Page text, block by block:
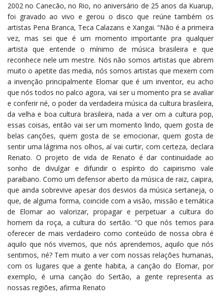
2002 no Canecão, no Rio, no aniversário de 25 anos da Kuarup,
foi gravado ao vivo e gerou o disco que reúne também os
artistas Pena Branca, Teca Calazans e Xangai. “Não é a primeira
vez, mas sei que é um momento importante pra qualquer
artista que entende o mínimo de música brasileira e que
reconhece nele um mestre. Nós não somos artistas que abrem
muito o apetite das media, nós somos artistas que mexem com
a invenção principalmente Elomar que é um inventor, eu acho
que nós todos no palco agora, vai ser u momento pra se avaliar
e conferir né, o poder da verdadeira música da cultura brasileira,
da velha e boa cultura brasileira, nada a ver om a cultura pop,
essas coisas, então vai ser um momento lindo, quem gosta de
belas canções, quem gosta de se emocionar, quem gosta de
sentir uma lágrima nos olhos, aí vai curtir, com certeza, declara
Renato. O projeto de vida de Renato é dar continuidade ao
sonho de divulgar e difundir o espírito do caipirismo vale
paraibano. Como um defensor aberto da música de raiz, caipira,
que ainda sobrevive apesar dos desvios da música sertaneja, o
que, de alguma forma, coincide com a visão, missão e temática
de Elomar ao valorizar, propagar e perpetuar a cultura do
homem da roça, a cultura do sertão. “O que nós temos para
oferecer de mais verdadeiro como conteúdo de nossa obra é
aquilo que nós vivemos, que nós aprendemos, aquilo que nós
sentimos, né? Tem muito a ver com nossas relações humanas,
com os lugares que a gente habita, a canção do Elomar, por
exemplo, é uma canção do Sertão, a gente representa as
nossas regiões, afirma Renato